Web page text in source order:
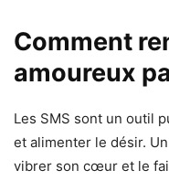
Comment
amoureux
Les SMS sont un outil
et alimenter le désir.
vibrer son cœur et le